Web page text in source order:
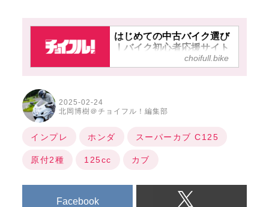
はじめての中古バイク選び
｜バイク初心者応援サイト
【チョイフル！】choifull.bike
2025-02-24
北岡博樹＠チョイフル！編集部
インプレ ホンダ スーパーカブ C125
原付2種 125cc カブ
Facebook